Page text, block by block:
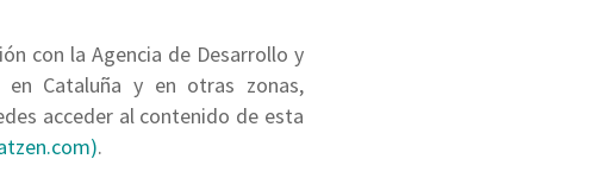
con la Agencia de Desarrollo y
en Cataluña y en otras zonas,
acceder al contenido de esta
.